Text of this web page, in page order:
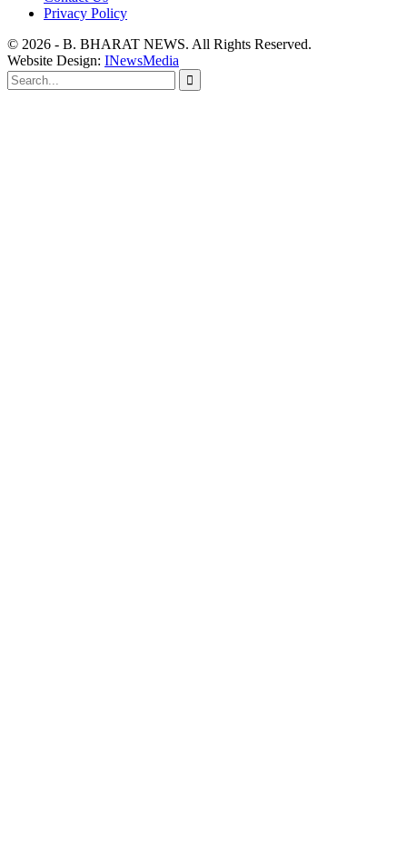
Privacy Policy
© 2026 - B. BHARAT NEWS. All Rights Reserved.
Website Design: INewsMedia